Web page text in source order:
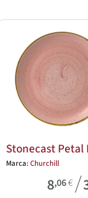
Stonecast Petal
Marca:Churchill
8,06€/